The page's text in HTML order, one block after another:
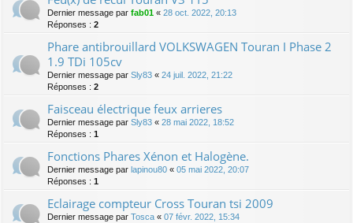
Dernier message par fab01 « 28 oct. 2022, 20:13
Réponses : 2
Phare antibrouillard VOLKSWAGEN Touran I Phase 2
1.9 TDi 105cv
Dernier message par Sly83 « 24 juil. 2022, 21:22
Réponses : 2
Faisceau électrique feux arrieres
Dernier message par Sly83 « 28 mai 2022, 18:52
Réponses : 1
Fonctions Phares Xénon et Halogène.
Dernier message par lapinou80 « 05 mai 2022, 20:07
Réponses : 1
Eclairage compteur Cross Touran tsi 2009
Dernier message par Tosca « 07 févr. 2022, 15:34